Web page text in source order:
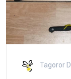
Tagoror